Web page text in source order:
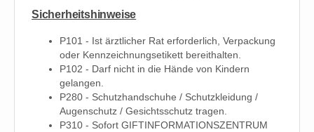
Sicherheitshinweise
P101 - Ist ärztlicher Rat erforderlich, Verpackung
oder Kennzeichnungsetikett bereithalten.
P102 - Darf nicht in die Hände von Kindern
gelangen.
P280 - Schutzhandschuhe / Schutzkleidung /
Augenschutz / Gesichtsschutz tragen.
P310 - Sofort GIFTINFORMATIONSZENTRUM